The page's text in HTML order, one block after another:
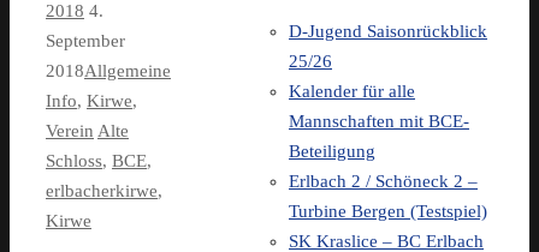
2018 4.
September
2018Allgemeine
Info, Kirwe,
Verein Alte
Schloss, BCE,
erlbacherkirwe,
Kirwe
D-Jugend Saisonrückblick
25/26
Kalender für alle
Mannschaften mit BCE-
Beteiligung
Erlbach 2 / Schöneck 2 –
Turbine Bergen (Testspiel)
SK Kraslice – BC Erlbach